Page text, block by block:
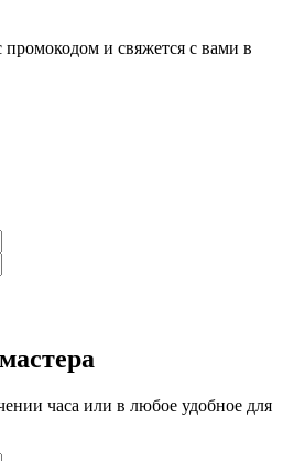
и свяжется с вами в
часа или в любое удобное для